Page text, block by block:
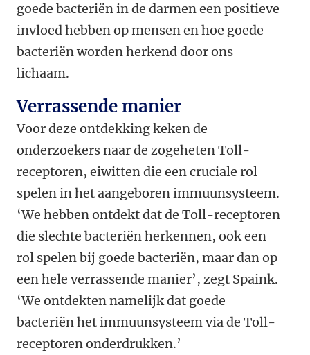
goede bacteriën in de darmen een positieve
invloed hebben op mensen en hoe goede
bacteriën worden herkend door ons
lichaam.
Verrassende manier
Voor deze ontdekking keken de
onderzoekers naar de zogeheten Toll-
receptoren, eiwitten die een cruciale rol
spelen in het aangeboren immuunsysteem.
‘We hebben ontdekt dat de Toll-receptoren
die slechte bacteriën herkennen, ook een
rol spelen bij goede bacteriën, maar dan op
een hele verrassende manier’, zegt Spaink.
‘We ontdekten namelijk dat goede
bacteriën het immuunsysteem via de Toll-
receptoren onderdrukken.’